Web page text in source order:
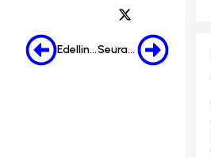
Edellinen Seuraava